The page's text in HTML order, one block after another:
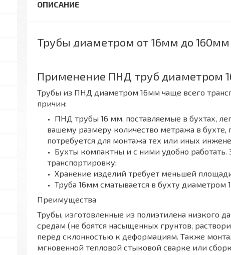
Трубы диаметром от 16мм до 160мм
Применение ПНД труб диаметром
Трубы из ПНД диаметром 16мм чаще всего
причин:
ПНД трубы 16 мм, поставляемые в бухтах,
вашему размеру количество метража в
потребуется для монтажа тех или иных
Бухты компактны и с ними удобно работать.
транспортировку;
Хранение изделий требует меньшей
Труба 16мм сматывается в бухту диаметром
Преимущества
Трубы, изготовленные из полиэтилена низкого
средам (не боятся насыщенных грунтов,
перед склонностью к деформациям. Также
мгновенной тепловой стыковой сварке или